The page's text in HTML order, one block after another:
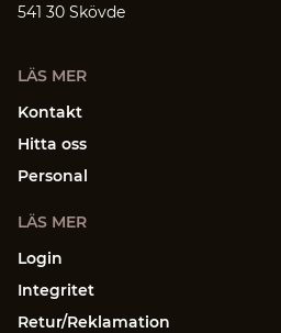
541 30 Skövde
LÄS MER
Kontakt
Hitta oss
Personal
LÄS MER
Login
Integritet
Retur/Reklamation